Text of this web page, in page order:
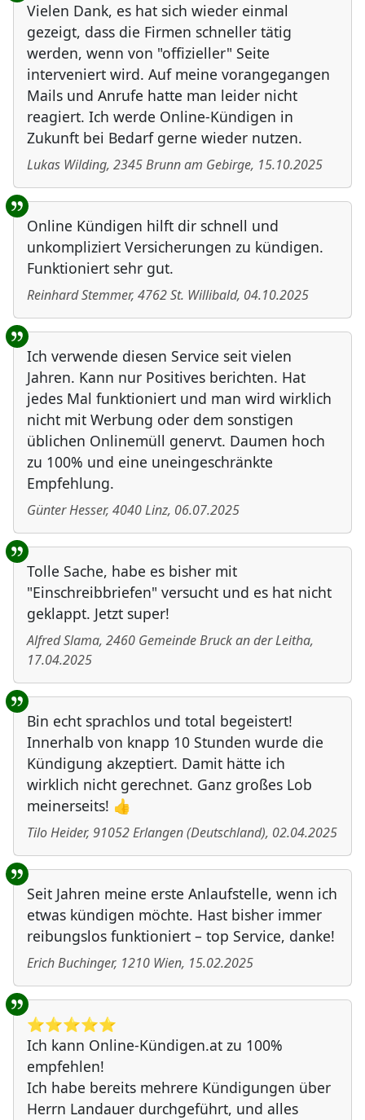
Vielen Dank, es hat sich wieder einmal
gezeigt, dass die Firmen schneller tätig
werden, wenn von "offizieller" Seite
interveniert wird. Auf meine vorangegangen
Mails und Anrufe hatte man leider nicht
reagiert. Ich werde Online-Kündigen in
Zukunft bei Bedarf gerne wieder nutzen.
Lukas Wilding, 2345Brunn am Gebirge, 15.10.2025
Online Kündigen hilft dir schnell und
unkompliziert Versicherungen zu kündigen.
Funktioniert sehr gut.
Reinhard Stemmer, 4762St. Willibald, 04.10.2025
Ich verwende diesen Service seit vielen
Jahren. Kann nur Positives berichten. Hat
jedes Mal funktioniert und man wird wirklich
nicht mit Werbung oder dem sonstigen
üblichen Onlinemüll genervt. Daumen hoch
zu 100% und eine uneingeschränkte
Empfehlung.
Günter Hesser, 4040Linz, 06.07.2025
Tolle Sache, habe es bisher mit
"Einschreibbriefen" versucht und es hat nicht
geklappt. Jetzt super!
Alfred Slama, 2460 Gemeinde Bruck an der Leitha,
17.04.2025
Bin echt sprachlos und total begeistert!
Innerhalb von knapp 10 Stunden wurde die
Kündigung akzeptiert. Damit hätte ich
wirklich nicht gerechnet. Ganz großes Lob
meinerseits! 👍
Tilo Heider, 91052Erlangen(Deutschland), 02.04.2025
Seit Jahren meine erste Anlaufstelle, wenn ich
etwas kündigen möchte. Hast bisher immer
reibungslos funktioniert – top Service, danke!
Erich Buchinger, 1210 Wien, 15.02.2025
⭐️⭐️⭐️⭐️⭐️
Ich kann Online-Kündigen.at zu 100%
empfehlen!
Ich habe bereits mehrere Kündigungen über
Herrn Landauer durchgeführt, und alles